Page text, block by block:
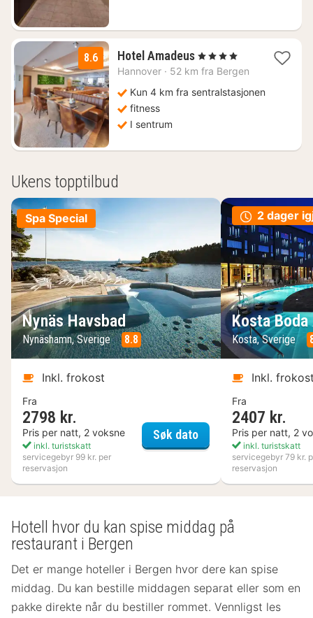
8.6 Hotel Amadeus1
natt
1223
, 4 Stjerner
Hannover · 52 km fra Bergen
Kun 4 km fra sentralstasjonen
fitness
I sentrum
Ukens topptilbud
Spa Special
Nynäs Havsbad
Nynäshamn, Sverige 8.8
Inkl. frokost
Fra
2798 kr.
Pris per natt, 2 voksne
inkl. turistskatt
servicegebyr 99 kr. per
reservasjon
Søk datoNynäs Havsbad
2 dager
Kosta
Kosta, Sverige
Inkl.
Fra
2407 kr.
Pris per natt, 2
inkl. turistskatt
servicegebyr 79 kr.
reservasjon
Hotell hvor du kan spise middag på
restaurant i Bergen
Det er mange hoteller i Bergen hvor dere kan spise
middag. Du kan bestille middagen separat eller som en
pakke direkte når du bestiller rommet. Vennligst les